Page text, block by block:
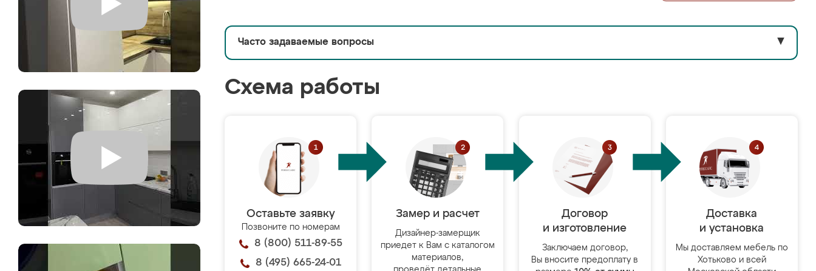
Часто задаваемые вопросы ▼
Схема работы
Оставьте заявку
Позвоните по номерам
8 (800) 511-89-55
8 (495) 665-24-01
Замер и расчет
Дизайнер-замерщик
приедет к Вам с каталогом
материалов,
Договор
и изготовление
Заключаем договор,
Вы вносите предоплату в
Доставка
и установка
Мы доставляем мебель по
Хотьково и всей